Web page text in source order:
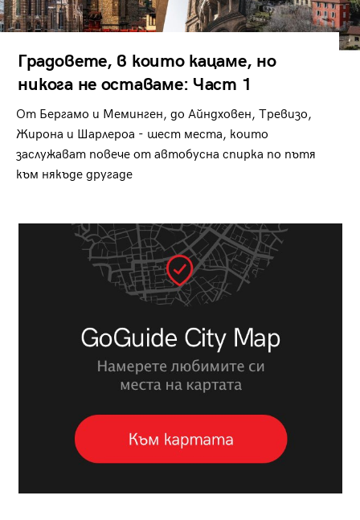
Градовете, в които кацаме, но
никога не оставаме: Част 1
От Бергамо и Меминген, до Айндховен, Тревизо,
Жирона и Шарлероа - шест места, които
заслужават повече от автобусна спирка по пътя
към някъде другаде